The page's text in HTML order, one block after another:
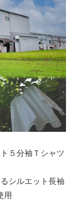
５分袖Ｔシャツ
シルエット長袖
用